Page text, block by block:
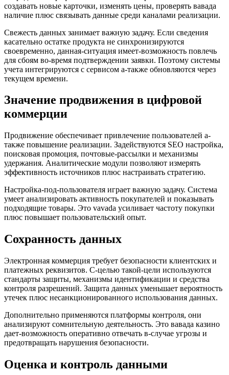
создавать новые карточки, изменять цены, проверять вавада
наличие плюс связывать данные среди каналами реализации.
Свежесть данных занимает важную задачу. Если сведения
касательно остатке продукта не синхронизируются
своевременно, данная-ситуация имеет-возможность повлечь
для сбоям во-время подтверждении заявки. Поэтому системы
учета интегрируются с сервисом а-также обновляются через
текущем времени.
Значение продвижения в цифровой
коммерции
Продвижение обеспечивает привлечение пользователей а-
также повышение реализации. Задействуются SEO настройка,
поисковая промоция, почтовые-рассылки и механизмы
удержания. Аналитические модули позволяют измерять
эффективность источников плюс настраивать стратегию.
Настройка-под-пользователя играет важную задачу. Система
умеет анализировать активность покупателей и показывать
подходящие товары. Это vavada усиливает частоту покупки
плюс повышает пользовательский опыт.
Сохранность данных
Электронная коммерция требует безопасности клиентских и
платежных реквизитов. С-целью такой-цели используются
стандарты защиты, механизмы идентификации и средства
контроля разрешений. Защита данных уменьшает вероятность
утечек плюс несанкционированного использования данных.
Дополнительно применяются платформы контроля, они
анализируют сомнительную деятельность. Это вавада казино
дает-возможность оперативно отвечать в-случае угрозы и
предотвращать нарушения безопасности.
Оценка и контроль данными